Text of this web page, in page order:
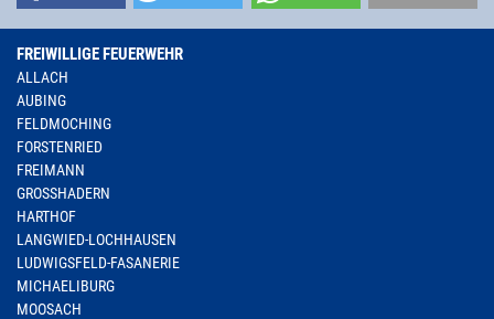
FREIWILLIGE FEUERWEHR
ALLACH
AUBING
FELDMOCHING
FORSTENRIED
FREIMANN
GROSSHADERN
HARTHOF
LANGWIED-LOCHHAUSEN
LUDWIGSFELD-FASANERIE
MICHAELIBURG
MOOSACH